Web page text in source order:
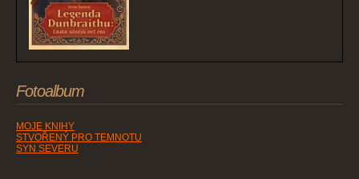
Fotoalbum
MOJE KNIHY
STVOŘENÝ PRO TEMNOTU
SYN SEVERU